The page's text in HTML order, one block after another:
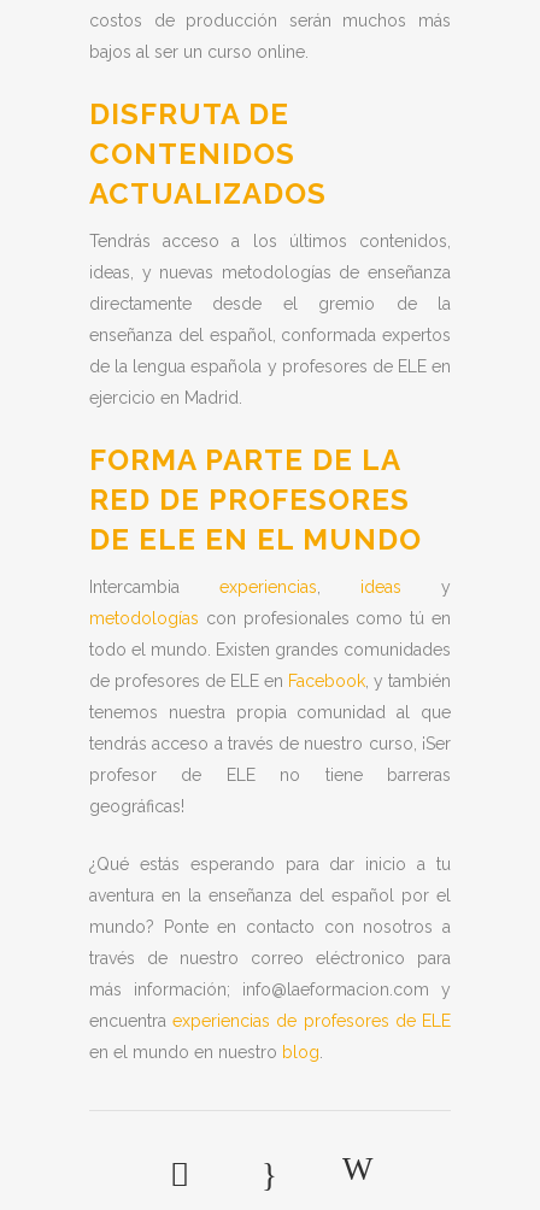
costos de producción serán muchos más
bajos al ser un curso online.
DISFRUTA DE
CONTENIDOS
ACTUALIZADOS
Tendrás acceso a los últimos contenidos,
ideas, y nuevas metodologías de enseñanza
directamente desde el gremio de la
enseñanza del español, conformada expertos
de la lengua española y profesores de ELE en
ejercicio en Madrid.
FORMA PARTE DE LA
RED DE PROFESORES
DE ELE EN EL MUNDO
Intercambia experiencias ideas y
metodologías con profesionales como tú en
todo el mundo. Existen grandes comunidades
de profesores de ELE en Facebook , y también
tenemos nuestra propia comunidad al que
tendrás acceso a través de nuestro curso, ¡Ser
profesor de ELE no tiene barreras
geográficas!
¿Qué estás esperando para dar inicio a tu
aventura en la enseñanza del español por el
mundo? Ponte en contacto con nosotros a
través de nuestro correo eléctronico para
más información; info@laeformacion.com y
encuentraexperiencias de profesores de ELE
en el mundo en nuestro blog